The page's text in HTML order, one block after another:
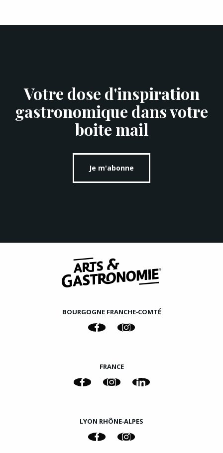
Votre dose d'inspiration
gastronomique dans votre
boite mail
Je m'abonne
BOURGOGNE FRANCHE‑COMTÉ
FRANCE
LYON RHÔNE‑ALPES